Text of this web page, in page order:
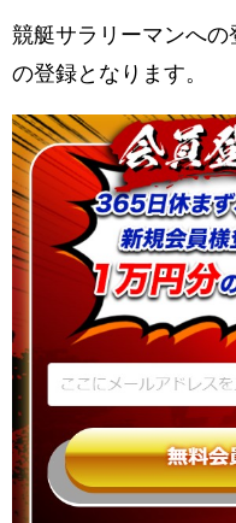
競艇サラリーマンへ
の登録となります。